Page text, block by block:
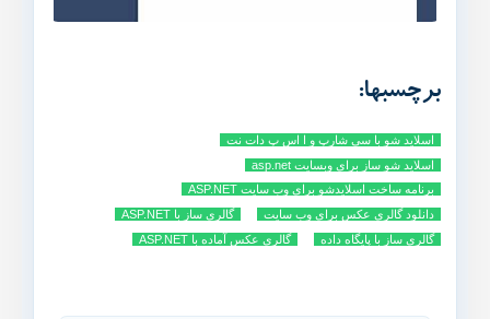
برچسبها:
اسلاید شو با سی شارپ و ا اس پ دات نت
اسلاید شو ساز برای وبسایت asp.net
برنامه ساخت اسلایدشو برای وب سایت ASP.NET
دانلود گالری عکس برای وب سایت
گالری ساز با ASP.NET
گالری ساز با پایگاه داده
گالری عکس آماده با ASP.NET